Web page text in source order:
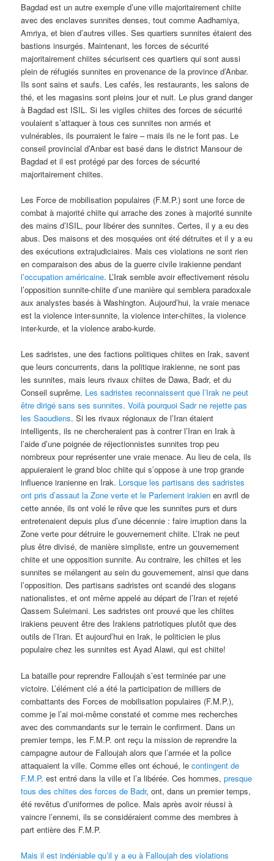
Bagdad est un autre exemple d’une ville majoritairement chiite
avec des enclaves sunnites denses, tout comme Aadhamiya,
Amriya, et bien d’autres villes. Ses quartiers sunnites étaient des
bastions insurgés. Maintenant, les forces de sécurité
majoritairement chiites sécurisent ces quartiers qui sont aussi
plein de réfugiés sunnites en provenance de la province d’Anbar.
Ils sont sains et saufs. Les cafés, les restaurants, les salons de
thé, et les magasins sont pleins jour et nuit. Le plus grand danger
à Bagdad est ISIL. Si les vigiles chiites des forces de sécurité
voulaient s’attaquer à tous ces sunnites non armés et
vulnérables, ils pourraient le faire – mais ils ne le font pas. Le
conseil provincial d’Anbar est basé dans le district Mansour de
Bagdad et il est protégé par des forces de sécurité
majoritairement chiites.
Les Force de mobilisation populaires (F.M.P.) sont une force de
combat à majorité chiite qui arrache des zones à majorité sunnite
des mains d’ISIL, pour libérer des sunnites. Certes, il y a eu des
abus. Des maisons et des mosquées ont été détruites et il y a eu
des exécutions extrajudiciaires. Mais ces violations ne sont rien
en comparaison des abus de la guerre civile irakienne pendant
l’occupation américaine. L’Irak semble avoir effectivement résolu
l’opposition sunnite-chiite d’une manière qui semblera paradoxale
aux analystes basés à Washington. Aujourd’hui, la vraie menace
est la violence inter-sunnite, la violence inter-chiites, la violence
inter-kurde, et la violence arabo-kurde.
Les sadristes, une des factions politiques chiites en Irak, savent
que leurs concurrents, dans la politique irakienne, ne sont pas
les sunnites, mais leurs rivaux chiites de Dawa, Badr, et du
Conseil suprême. Les sadristes reconnaissent que l’Irak ne peut
être dirigé sans ses sunnites.Voilà pourquoi Sadr ne rejette pas
les Saoudiens. Si les rivaux régionaux de l’Iran étaient
intelligents, ils ne chercheraient pas à contrer l’Iran en Irak à
l’aide d’une poignée de réjectionnistes sunnites trop peu
nombreux pour représenter une vraie menace. Au lieu de cela, ils
appuieraient le grand bloc chiite qui s’oppose à une trop grande
influence iranienne en Irak. Lorsque les partisans des sadristes
ont pris d’assaut la Zone verte et le Parlement irakien en avril de
cette année, ils ont volé le rêve que les sunnites purs et durs
entretenaient depuis plus d’une décennie : faire irruption dans la
Zone verte pour détruire le gouvernement chiite. L’Irak ne peut
plus être divisé, de manière simpliste, entre un gouvernement
chiite et une opposition sunnite. Au contraire, les chiites et les
sunnites se mélangent au sein du gouvernement, ainsi que dans
l’opposition. Des partisans sadristes ont scandé des slogans
nationalistes, et ont même appelé au départ de l’Iran et rejeté
Qassem Suleimani. Les sadristes ont prouvé que les chiites
irakiens peuvent être des Irakiens patriotiques plutôt que des
outils de l’Iran. Et aujourd’hui en Irak, le politicien le plus
populaire chez les sunnites est Ayad Alawi, qui est chiite!
La bataille pour reprendre Falloujah s’est terminée par une
victoire. L’élément clé a été la participation de milliers de
combattants des Forces de mobilisation populaires (F.M.P.),
comme je l’ai moi-même constaté et comme mes recherches
avec des commandants sur le terrain le confirment. Dans un
premier temps, les F.M.P. ont reçu la mission de reprendre la
campagne autour de Falloujah alors que l’armée et la police
attaquaient la ville. Comme elles ont échoué, lecontingent de
F.M.P. est entré dans la ville et l’a libérée. Ces hommes,presque
tous des chiites des forces de Badr, ont, dans un premier temps,
été revêtus d’uniformes de police. Mais après avoir réussi à
vaincre l’ennemi, ils se considéraient comme des membres à
part entière des F.M.P.
Mais il est indéniable qu’il y a eu à Falloujah des violations